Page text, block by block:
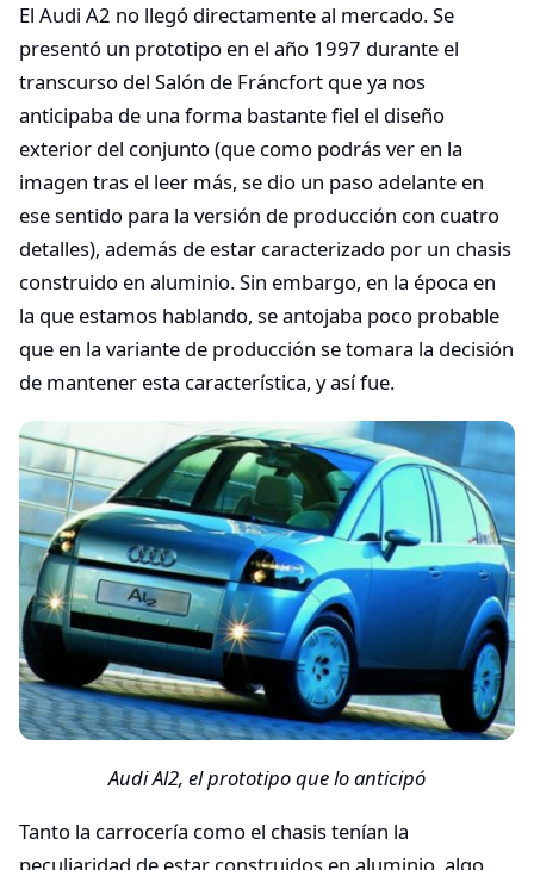
El Audi A2 no llegó directamente al mercado. Se
presentó un prototipo en el año 1997 durante el
transcurso del Salón de Fráncfort que ya nos
anticipaba de una forma bastante fiel el diseño
exterior del conjunto (que como podrás ver en la
imagen tras el leer más, se dio un paso adelante en
ese sentido para la versión de producción con cuatro
detalles), además de estar caracterizado por un chasis
construido en aluminio. Sin embargo, en la época en
la que estamos hablando, se antojaba poco probable
que en la variante de producción se tomara la decisión
de mantener esta característica, y así fue.
Audi Al2, el prototipo que lo anticipó
Tanto la carrocería como el chasis tenían la